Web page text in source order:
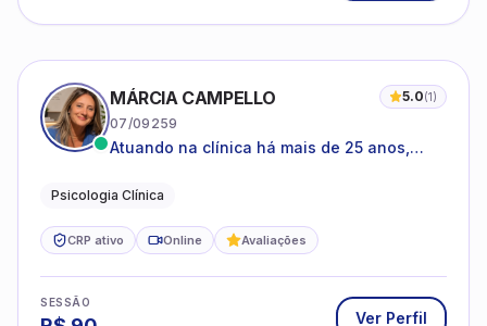
MÁRCIA CAMPELLO 5.0(1)
07/09259
Atuando na clínica há mais de 25 anos,
estruturas, com experiência em
Psicologia Clínica
CRP ativo Online Avaliações
SESSÃO
Ver Perfil